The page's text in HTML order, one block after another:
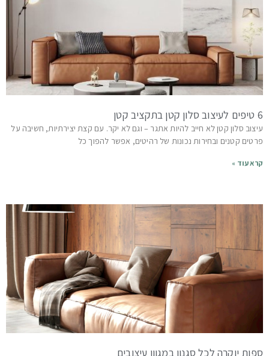
6 טיפים לעיצוב סלון קטן בתקציב קטן
עיצוב סלון קטן לא חייב להיות אתגר – וגם לא יקר. עם קצת יצירתיות, חשיבה על
פרטים קטנים ובחירות נכונות של רהיטים, אפשר להפוך כל
קרא עוד »
ספות יוקרה לכל סגנון במגוון עיצובים